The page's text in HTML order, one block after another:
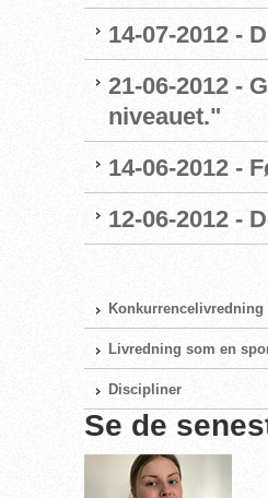
14-07-2012 -
21-06-2012 -
niveauet."
14-06-2012 -
12-06-2012 -
Konkurrencelivredning
Livredning som en
Discipliner
Se de